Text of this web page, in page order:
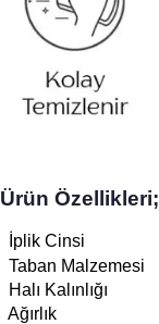
Ürün Özellikleri;
İplik Cinsi
Taban Malzemesi
Halı Kalınlığı
Ağırlık